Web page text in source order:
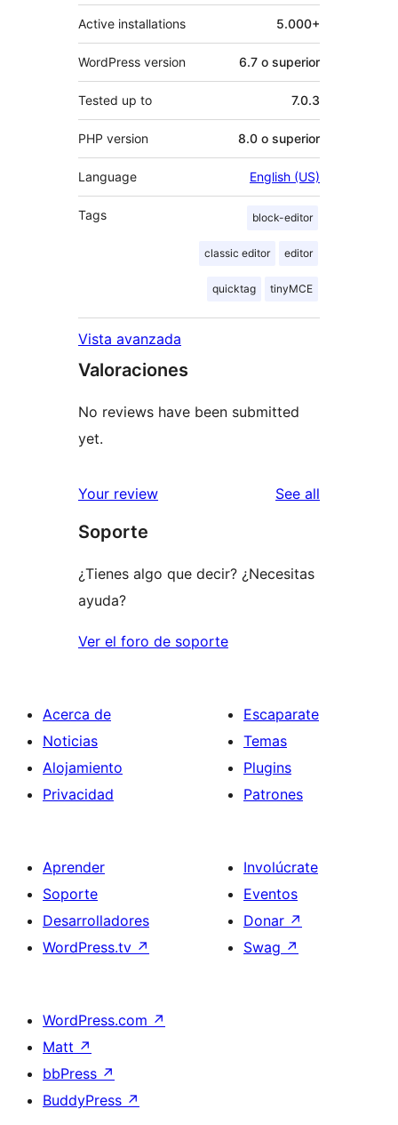
Active installations 5.000+
WordPress version 6.7 o superior
Tested up to 7.0.3
PHP version 8.0 o superior
Language English (US)
Tags block-editor
classic editor editor
quicktag tinyMCE
Vista avanzada
Valoraciones
No reviews have been submitted
yet.
Your review See all
Soporte
¿Tienes algo que decir? ¿Necesitas
ayuda?
Ver el foro de soporte
Acerca de
Noticias
Alojamiento
Privacidad
Escaparate
Temas
Plugins
Patrones
Aprender
Soporte
Desarrolladores
WordPress.tv ↗
Involúcrate
Eventos
Donar ↗
Swag ↗
WordPress.com ↗
Matt ↗
bbPress ↗
BuddyPress ↗